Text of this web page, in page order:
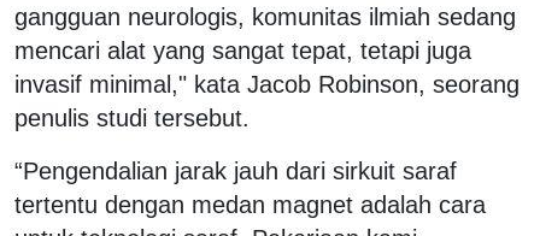
gangguan neurologis, komunitas ilmiah sedang
mencari alat yang sangat tepat, tetapi juga
invasif minimal," kata Jacob Robinson, seorang
penulis studi tersebut.
“Pengendalian jarak jauh dari sirkuit saraf
tertentu dengan medan magnet adalah cara